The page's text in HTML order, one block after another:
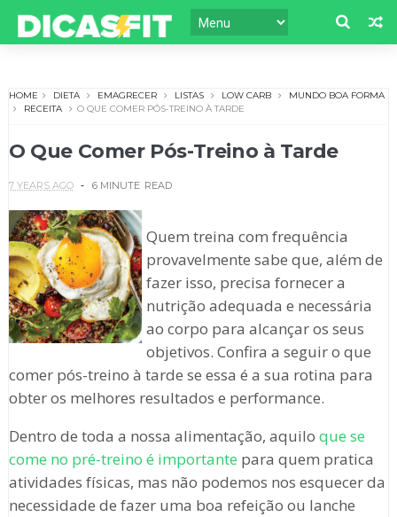
HOME DIETA EMAGRECER LISTAS LOW CARB
MUNDO BOA FORMA
RECEITA
O QUE COMER PÓS-TREINO À TARDE
O Que Comer Pós-Treino à Tarde
7 YEARS AGO 6 MINUTE READ
Quem treina com frequência
provavelmente sabe que, além de
fazer isso, precisa fornecer a
nutrição adequada e necessária
ao corpo para alcançar os seus
objetivos. Confira a seguir o que
comer pós-treino à tarde se essa é a sua rotina para
obter os melhores resultados e performance.
Dentro de toda a nossa alimentação, aquilo que se
come no pré-treino é importante para quem pratica
atividades físicas, mas não podemos nos esquecer da
necessidade de fazer uma boa refeição ou lanche